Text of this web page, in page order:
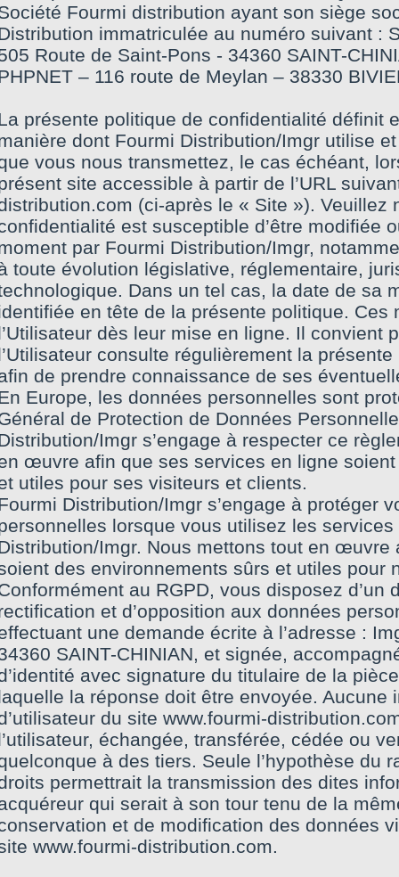
Fourmi distribution ayant son siège
immatriculée au numéro suivant :
Route de Saint-Pons - 34360 SAINT-
– 116 route de Meylan – 38330
présente politique de confidentialité définit
dont Fourmi Distribution/Imgr utilise
vous nous transmettez, le cas échéant,
site accessible à partir de l’URL
(ci-après le « Site »). Veuillez
est susceptible d’être modifiée
par Fourmi Distribution/Imgr,
toute évolution législative, réglementaire,
Dans un tel cas, la date de sa
en tête de la présente politique. Ces
dès leur mise en ligne. Il convient
consulte régulièrement la
de prendre connaissance de ses
Europe, les données personnelles sont
de Protection de Données
Imgr s’engage à respecter ce
œuvre afin que ses services en ligne
utiles pour ses visiteurs et clients.
Distribution/Imgr s’engage à protéger
lorsque vous utilisez les services
Imgr. Nous mettons tout en œuvre
des environnements sûrs et utiles pour
au RGPD, vous disposez d’un
et d’opposition aux données
une demande écrite à l’adresse :
SAINT-CHINIAN, et signée,
avec signature du titulaire de la
la réponse doit être envoyée. Aucune
du site www.fourmi-
échangée, transférée, cédée ou
à des tiers. Seule l’hypothèse du
permettrait la transmission des dites
qui serait à son tour tenu de la
et de modification des données
www.fourmi-distribution.com.